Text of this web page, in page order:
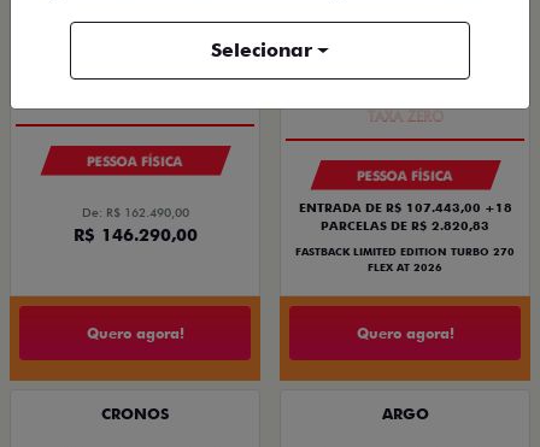
PESSOA FÍSICA
De: R$ 162.490,00
R$ 146.290,00
Quero agora!
PESSOA FÍSICA
ENTRADA DE R$ 107.443,00 +18
PARCELAS DE R$ 2.820,83
FASTBACK LIMITED EDITION TURBO 270
FLEX AT 2026
Quero agora!
CRONOS ARGO
Selecionar